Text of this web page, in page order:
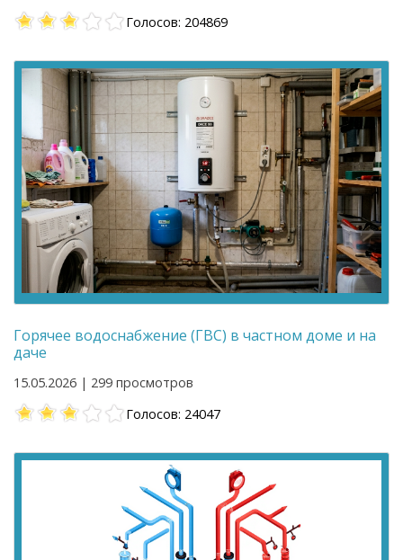
Голосов: 204869
Горячее водоснабжение (ГВС) в частном доме и на
даче
15.05.2026 | 299 просмотров
Голосов: 24047